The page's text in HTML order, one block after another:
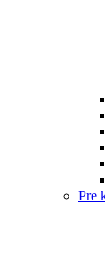
Pre